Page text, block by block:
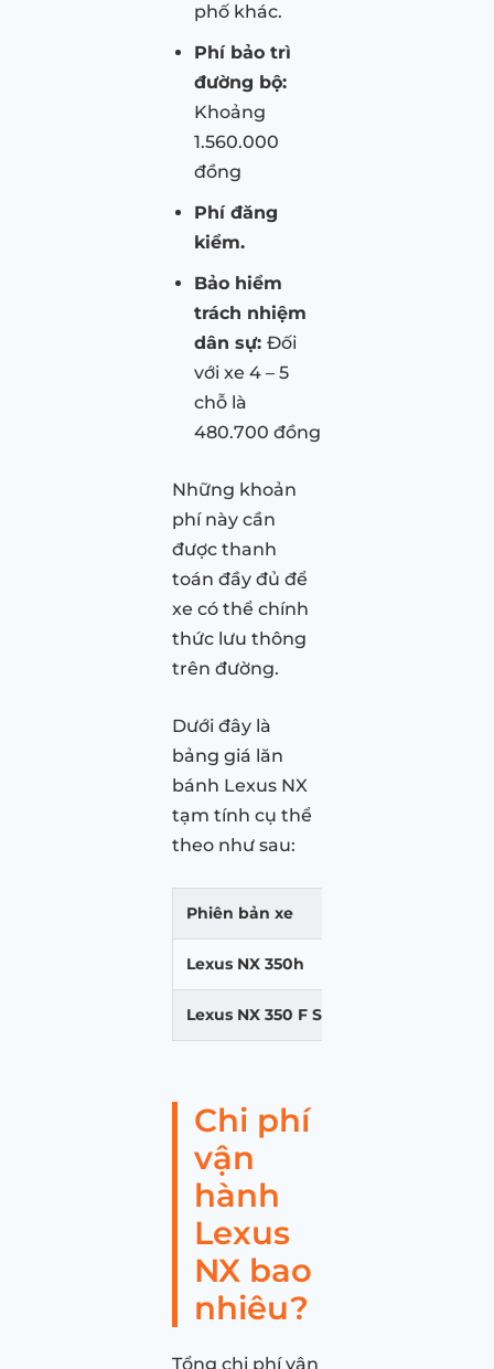
phố khác.
Phí bảo trì
đường bộ:
Khoảng
1.560.000
đồng
Phí đăng
kiểm.
Bảo hiểm
trách nhiệm
dân sự: Đối
với xe 4 – 5
chỗ là
480.700 đồng
Những khoản
phí này cần
được thanh
toán đầy đủ để
xe có thể chính
thức lưu thông
trên đường.
Dưới đây là
bảng giá lăn
bánh Lexus NX
tạm tính cụ thể
theo như sau:
Phiên bản xe
Lexus NX 350h
Lexus NX 350 F Sport
Chi phí
vận
hành
Lexus
NX bao
nhiêu?
Tổng chi phí vận